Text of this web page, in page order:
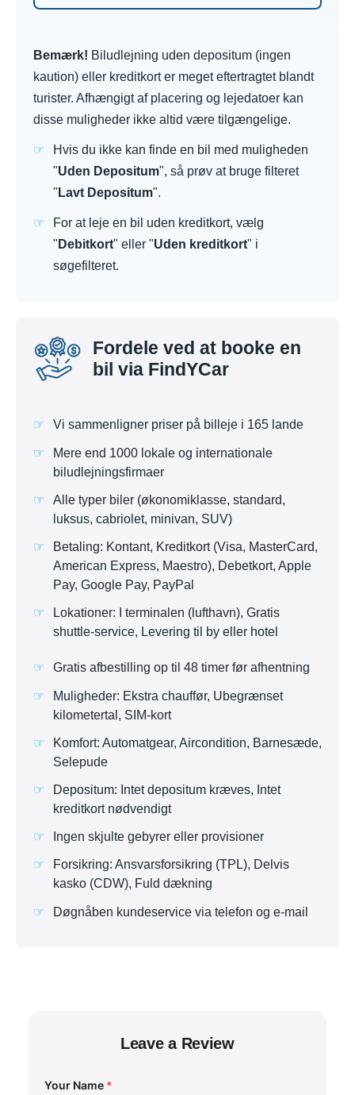
Bemærk! Biludlejning uden depositum (ingen
kaution) eller kreditkort er meget eftertragtet blandt
turister. Afhængigt af placering og lejedatoer kan
disse muligheder ikke altid være tilgængelige.
Hvis du ikke kan finde en bil med muligheden
"Uden Depositum", så prøv at bruge filteret
" Lavt Depositum".
For at leje en bil uden kreditkort, vælg
" Debitkort" eller "Uden kreditkort" i
søgefilteret.
Fordele ved at booke en
bil via FindYCar
Vi sammenligner priser på billeje i 165 lande
Mere end 1000 lokale og internationale
biludlejningsfirmaer
Alle typer biler (økonomiklasse, standard,
luksus, cabriolet, minivan, SUV)
Betaling: Kontant, Kreditkort (Visa, MasterCard,
American Express, Maestro), Debetkort, Apple
Pay, Google Pay, PayPal
Lokationer: I terminalen (lufthavn), Gratis
shuttle-service, Levering til by eller hotel
Gratis afbestilling op til 48 timer før afhentning
Muligheder: Ekstra chauffør, Ubegrænset
kilometertal, SIM-kort
Komfort: Automatgear, Aircondition, Barnesæde,
Selepude
Depositum: Intet depositum kræves, Intet
kreditkort nødvendigt
Ingen skjulte gebyrer eller provisioner
Forsikring: Ansvarsforsikring (TPL), Delvis
kasko (CDW), Fuld dækning
Døgnåben kundeservice via telefon og e-mail
Leave a Review
Your Name *